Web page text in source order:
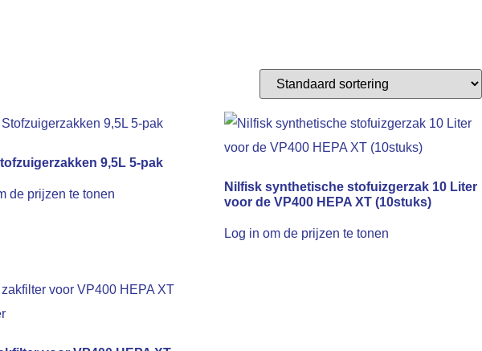
9,5L 5-pak
de prijzen te tonen
Nilfisk synthetische stofuizgerzak 10 Liter
voor de VP400 HEPA XT (10stuks)
Log in om de prijzen te tonen